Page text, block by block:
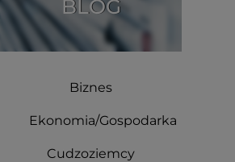
BLOG
Biznes
Ekonomia/Gospodarka
Cudzoziemcy